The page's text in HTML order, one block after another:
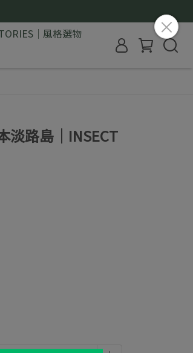
｜風格選物
淡路島｜INSECT